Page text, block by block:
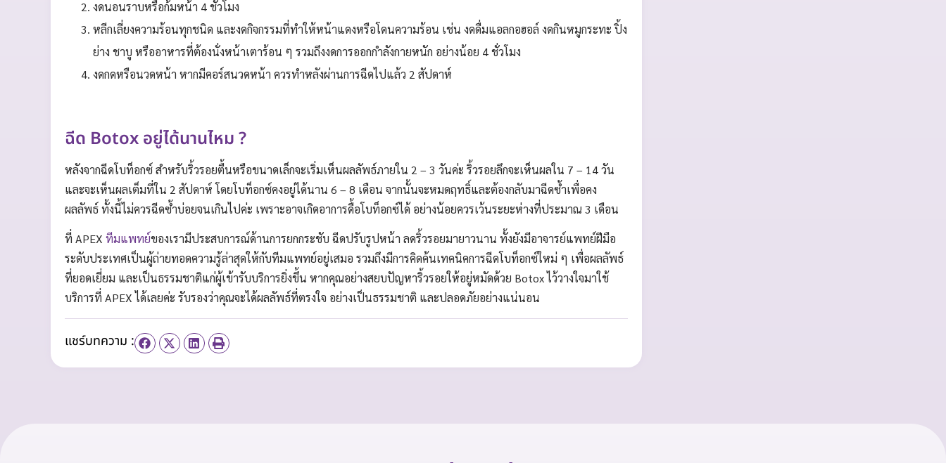
งดนอนราบหรือก้มหน้า 4 ชั่วโมง
หลีกเลี่ยงความร้อนทุกชนิด และงดกิจกรรมที่ทำให้หน้าแดงหรือโดนความร้อน เช่น งดดื่มแอลกอฮอล์ งดกินหมูกระทะ ปิ้ง
ย่าง ชาบู หรืออาหารที่ต้องนั่งหน้าเตาร้อน ๆ รวมถึงงดการออกกำลังกายหนัก อย่างน้อย 4 ชั่วโมง
งดกดหรือนวดหน้า หากมีคอร์สนวดหน้า ควรทำหลังผ่านการฉีดไปแล้ว 2 สัปดาห์
ฉีด Botox อยู่ได้นานไหม ?
หลังจากฉีดโบท็อกซ์ สำหรับริ้วรอยตื้นหรือขนาดเล็กจะเริ่มเห็นผลลัพธ์ภายใน 2 – 3 วันค่ะ ริ้วรอยลึกจะเห็นผลใน 7 – 14 วัน
และจะเห็นผลเต็มที่ใน 2 สัปดาห์ โดยโบท็อกซ์คงอยู่ได้นาน 6 – 8 เดือน จากนั้นจะหมดฤทธิ์และต้องกลับมาฉีดซ้ำเพื่อคง
ผลลัพธ์ ทั้งนี้ไม่ควรฉีดซ้ำบ่อยจนเกินไปค่ะ เพราะอาจเกิดอาการดื้อโบท็อกซ์ได้ อย่างน้อยควรเว้นระยะห่างที่ประมาณ 3 เดือน
ที่ APEX ทีมแพทย์ของเรามีประสบการณ์ด้านการยกกระชับ ฉีดปรับรูปหน้า ลดริ้วรอยมายาวนาน ทั้งยังมีอาจารย์แพทย์ฝีมือ
ระดับประเทศเป็นผู้ถ่ายทอดความรู้ล่าสุดให้กับทีมแพทย์อยู่เสมอ รวมถึงมีการคิดค้นเทคนิคการฉีดโบท็อกซ์ใหม่ ๆ เพื่อผลลัพธ์
ที่ยอดเยี่ยม และเป็นธรรมชาติแก่ผู้เข้ารับบริการยิ่งขึ้น หากคุณอย่างสยบปัญหาริ้วรอยให้อยู่หมัดด้วย Botox ไว้วางใจมาใช้
บริการที่ APEX ได้เลยค่ะ รับรองว่าคุณจะได้ผลลัพธ์ที่ตรงใจ อย่างเป็นธรรมชาติ และปลอดภัยอย่างแน่นอน
แชร์บทความ :